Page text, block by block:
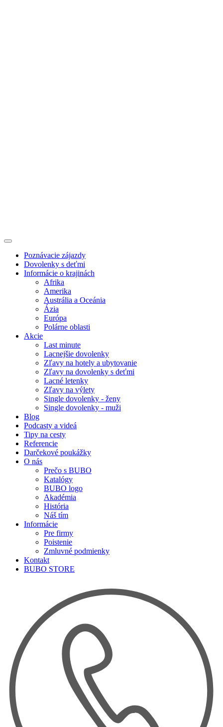
Poznávacie zájazdy
Dovolenky s deťmi
Informácie o krajinách
Afrika
Amerika
Austrália a Oceánia
Ázia
Európa
Polárne oblasti
Akcie
Last minute
Lacnejšie dovolenky
Zľavy na hotely a ubytovanie
Zľavy na dovolenky s deťmi
Lacné letenky
Zľavy na výlety
Single dovolenky - ženy
Single dovolenky - muži
Blog
Podcasty a videá
Tipy na cesty
Referencie
Darčekové poukážky
O nás
Prečo s BUBO
Katalógy
BUBO logo
Akadémia
História
Náš tím
Informácie
Pre firmy
Poistenie
Zmluvné podmienky
Kontakt
BUBO STORE